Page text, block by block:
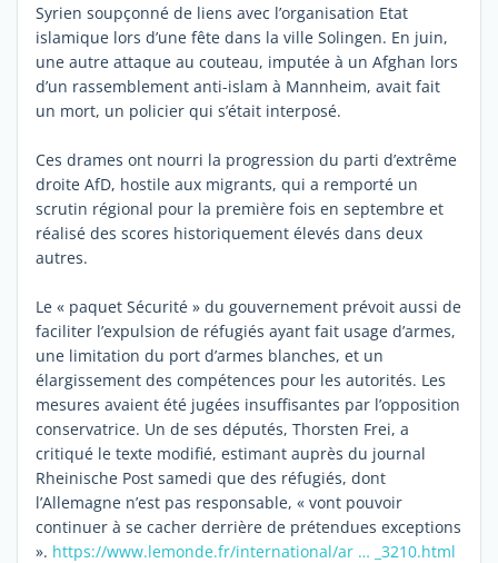
Syrien soupçonné de liens avec l’organisation Etat
islamique lors d’une fête dans la ville Solingen. En juin,
une autre attaque au couteau, imputée à un Afghan lors
d’un rassemblement anti-islam à Mannheim, avait fait
un mort, un policier qui s’était interposé.
Ces drames ont nourri la progression du parti d’extrême
droite AfD, hostile aux migrants, qui a remporté un
scrutin régional pour la première fois en septembre et
réalisé des scores historiquement élevés dans deux
autres.
Le « paquet Sécurité » du gouvernement prévoit aussi de
faciliter l’expulsion de réfugiés ayant fait usage d’armes,
une limitation du port d’armes blanches, et un
élargissement des compétences pour les autorités. Les
mesures avaient été jugées insuffisantes par l’opposition
conservatrice. Un de ses députés, Thorsten Frei, a
critiqué le texte modifié, estimant auprès du journal
Rheinische Post samedi que des réfugiés, dont
l’Allemagne n’est pas responsable, « vont pouvoir
continuer à se cacher derrière de prétendues exceptions
». https://www.lemonde.fr/international/ar … _3210.html